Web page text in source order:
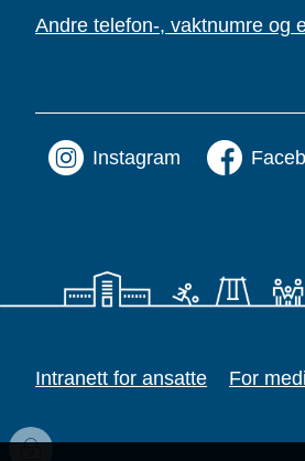
Andre telefon-, vaktnumre og
Instagram
Intranett for ansatte For